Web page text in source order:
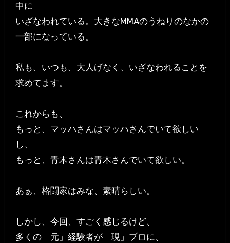
中に
いざなわれている。大きなMMAのうねりのなかの
一部になっている。
私も、いつも、大人げなく、いざなわれることを
求めてます。
これからも、
もっと、マッハさんはマッハさんでいて欲しい
し、
もっと、青木さんは青木さんでいて欲しい。
あぁ、格闘家はみな、素晴らしい。
しかし、今回、すごく感じるけど、
多くの「元」経験者が「現」プロに、